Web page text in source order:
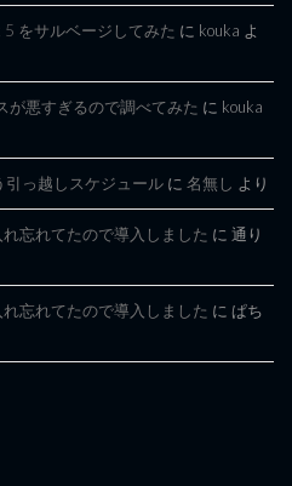
5 をサルベージしてみた に kouka よ
が悪すぎるので調べてみた に kouka
引っ越しスケジュール に 名無し より
忘れてたので導入しました に 通り
忘れてたので導入しました に ぱち